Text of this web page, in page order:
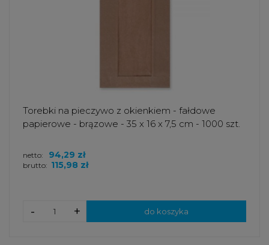
Torebki na pieczywo z okienkiem - fałdowe
papierowe - brązowe - 35 x 16 x 7,5 cm - 1000 szt.
brutto: 115,98 zł
netto: 94,29 zł
+
- do koszyka